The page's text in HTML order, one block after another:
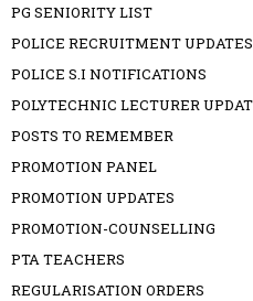
PG SENIORITY LIST
POLICE RECRUITMENT UPDATES
POLICE S.I NOTIFICATIONS
POLYTECHNIC LECTURER
POSTS TO REMEMBER
PROMOTION PANEL
PROMOTION UPDATES
PROMOTION-COUNSELLING
PTA TEACHERS
REGULARISATION ORDERS